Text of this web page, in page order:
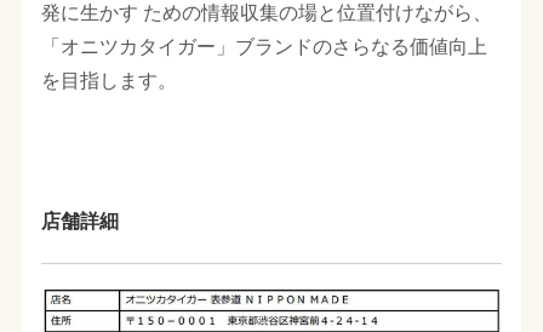
発に生かす ための情報収集の場と位置付けながら、
「オニツカタイガー」ブランドのさらなる価値向上
を目指します。
店舗詳細